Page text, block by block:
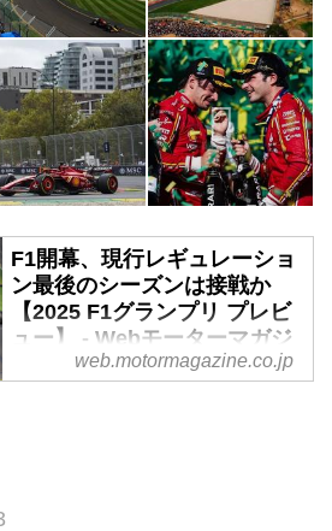
F1開幕、現行レギュレーショ
ン最後のシーズンは接戦か
【2025 F1グランプリ プレビ
ュー】 - Webモーターマガジ
web.motormagazine.co.jp